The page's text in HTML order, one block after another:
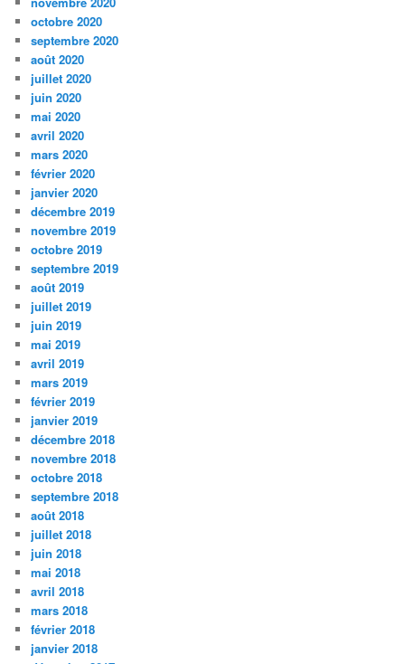
octobre 2020
septembre 2020
août 2020
juillet 2020
juin 2020
mai 2020
avril 2020
mars 2020
février 2020
janvier 2020
décembre 2019
novembre 2019
octobre 2019
septembre 2019
août 2019
juillet 2019
juin 2019
mai 2019
avril 2019
mars 2019
février 2019
janvier 2019
décembre 2018
novembre 2018
octobre 2018
septembre 2018
août 2018
juillet 2018
juin 2018
mai 2018
avril 2018
mars 2018
février 2018
janvier 2018